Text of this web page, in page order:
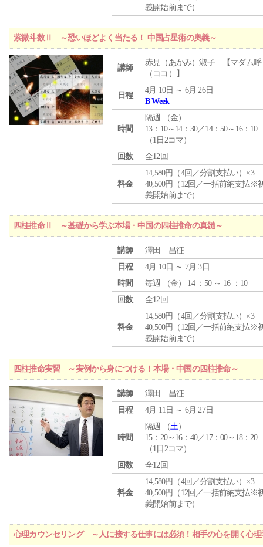
義開始前まで）
紫微斗数Ⅱ ～恐いほどよく当たる！ 中国占星術の奥義～
講師
赤見（あかみ）淑子 【マダム呼
（ココ）】
日程
4月 10日 ～ 6月 26日
B Week
時間
隔週 （金）
13：10～14：30／14：50～16：10
（1日2コマ）
回数
全12回
料金
14,580円（4回／分割支払い）×3
40,500円（12回／一括前納支払※
義開始前まで）
四柱推命Ⅱ ～基礎から学ぶ本場・中国の四柱推命の真髄～
講師
澤田 昌征
日程
4月 10日 ～ 7月 3日
時間
毎週 （金） 14 ：50 ～ 16 ：10
回数
全12回
料金
14,580円（4回／分割支払い）×3
40,500円（12回／一括前納支払※
義開始前まで）
四柱推命実習 ～実例から身につける！本場・中国の四柱推命～
講師
澤田 昌征
日程
4月 11日 ～ 6月 27日
時間
隔週 （土）
15：20～16：40／17：00～18：20
（1日2コマ）
回数
全12回
料金
14,580円（4回／分割支払い）×3
40,500円（12回／一括前納支払※
義開始前まで）
心理カウンセリング ～人に接する仕事には必須！相手の心を開く心理